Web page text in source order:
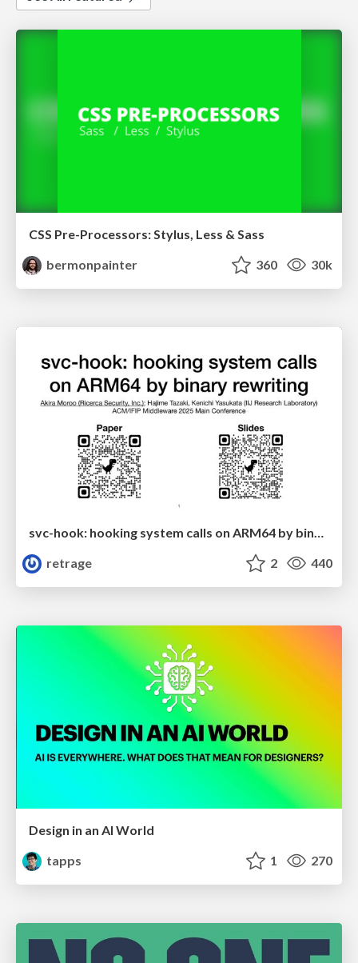
CSS Pre-Processors: Stylus, Less & Sass
bermonpainter
360 30k
svc-hook: hooking system calls on ARM64 by binary rewriting
retrage
2 440
Design in an AI World
tapps
1 270